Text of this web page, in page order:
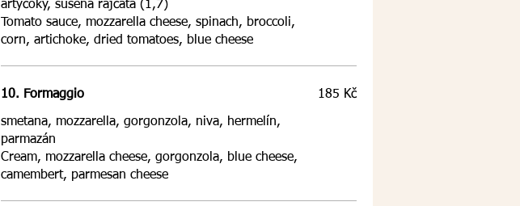
artyčoky, sušená rajčata (1,7)
Tomato sauce, mozzarella cheese, spinach, broccoli,
corn, artichoke, dried tomatoes, blue cheese
10. Formaggio
smetana, mozzarella, gorgonzola, niva, hermelín,
parmazán
Cream, mozzarella cheese, gorgonzola, blue cheese,
185 Kč